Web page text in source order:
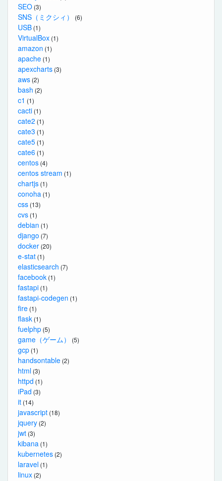
SEO (3)
SNS（ミクシィ） (6)
USB (1)
VirtualBox (1)
amazon (1)
apache (1)
apexcharts (3)
aws (2)
bash (2)
c1 (1)
cacti (1)
cate2 (1)
cate3 (1)
cate5 (1)
cate6 (1)
centos (4)
centos stream (1)
chartjs (1)
conoha (1)
css (13)
cvs (1)
debian (1)
django (7)
docker (20)
e-stat (1)
elasticsearch (7)
facebook (1)
fastapi (1)
fastapi-codegen (1)
fire (1)
flask (1)
fuelphp (5)
game（ゲーム） (5)
gcp (1)
handsontable (2)
html (3)
httpd (1)
iPad (3)
it (14)
javascript (18)
jquery (2)
jwt (3)
kibana (1)
kubernetes (2)
laravel (1)
linux (2)